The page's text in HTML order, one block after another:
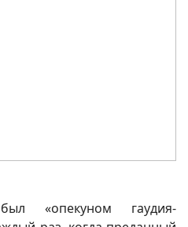
«опекуном гаудия-